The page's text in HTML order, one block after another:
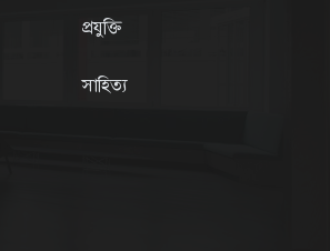
প্রযুক্তি
সাহিত্য